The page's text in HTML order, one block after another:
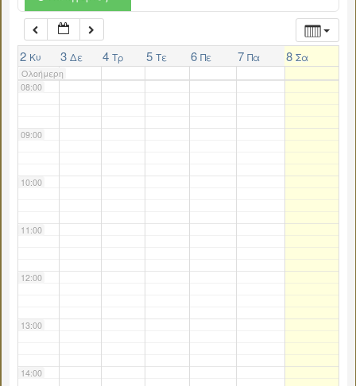
2 Κυ 3 Δε 4 Τρ 5 Τε 6 Πε 7 Πα 8 Σα
Ολοήμερη
07:00
08:00
09:00
10:00
11:00
12:00
13:00
14:00